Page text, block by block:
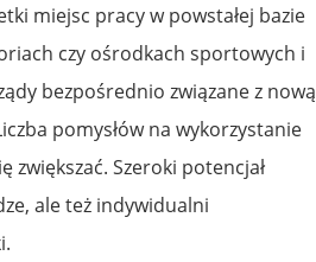
miejsc pracy w powstałej bazie
czy ośrodkach sportowych i
bezpośrednio związane z nową
pomysłów na wykorzystanie
zwiększać. Szeroki potencjał
ale też indywidualni